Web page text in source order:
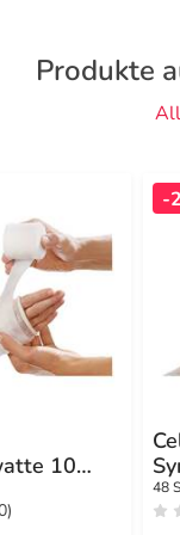
Produkte
10
-
48